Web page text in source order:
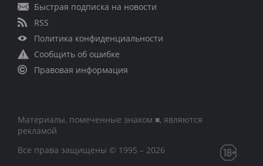
Быстрая подписка на новости
RSS
Политика конфиденциальности
Сообщить об ошибке
Правовая информация
Материалы, помеченные знаком ■, являются
рекламой
Все права защищены © 1995 – 2026